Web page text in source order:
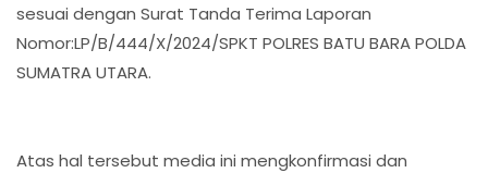
sesuai dengan Surat Tanda Terima Laporan
Nomor:LP/B/444/X/2024/SPKT POLRES BATU BARA POLDA
SUMATRA UTARA.
Atas hal tersebut media ini mengkonfirmasi dan